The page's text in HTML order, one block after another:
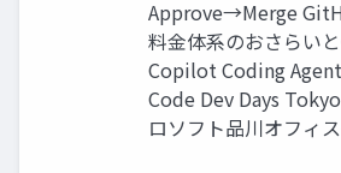
Approve→Merge
料金体系のおさらい
Copilot Coding
Code Dev Days
ロソフト品川オフィ